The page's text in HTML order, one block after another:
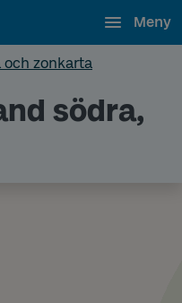
Meny
zonkarta
södra,